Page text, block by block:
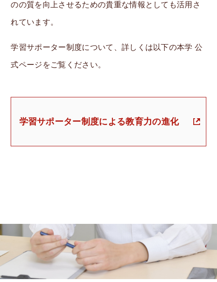
のの質を向上させるための貴重な情報としても活用さ
れています。
学習サポーター制度について、詳しくは以下の本学 公
式ページをご覧ください。
学習サポーター制度による教育力の進化